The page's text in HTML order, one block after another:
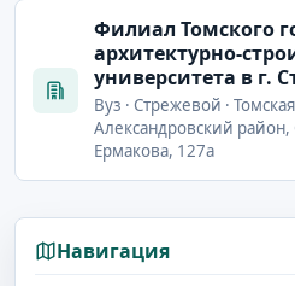
Филиал Томского
архитектурно-
университета в г.
Вуз · Стрежевой ·
Александровский
Ермакова, 127а
Навигация